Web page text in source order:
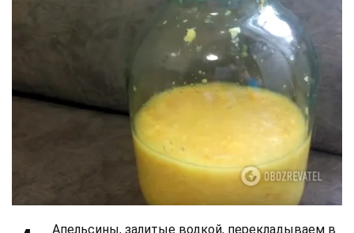
Апельсины, залитые водкой, перекладываем в